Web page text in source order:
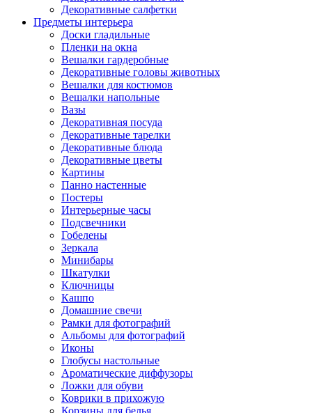
Декоративные салфетки
Предметы интерьера
Доски гладильные
Пленки на окна
Вешалки гардеробные
Декоративные головы животных
Вешалки для костюмов
Вешалки напольные
Вазы
Декоративная посуда
Декоративные тарелки
Декоративные блюда
Декоративные цветы
Картины
Панно настенные
Постеры
Интерьерные часы
Подсвечники
Гобелены
Зеркала
Минибары
Шкатулки
Ключницы
Кашпо
Домашние свечи
Рамки для фотографий
Альбомы для фотографий
Иконы
Глобусы настольные
Ароматические диффузоры
Ложки для обуви
Коврики в прихожую
Корзины для белья